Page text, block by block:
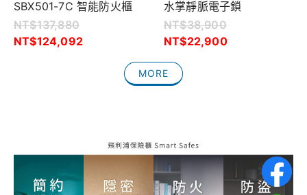
SBX501-7C 智能防火櫃
NT$137,880
NT$124,092
水掌靜脈電子鎖
NT$38,900
NT$22,900
MORE